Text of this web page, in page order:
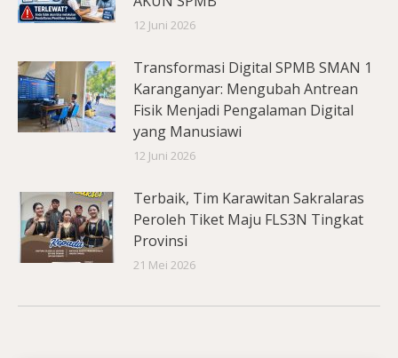
12 Juni 2026
Transformasi Digital SPMB SMAN 1
Karanganyar: Mengubah Antrean
Fisik Menjadi Pengalaman Digital
yang Manusiawi
12 Juni 2026
Terbaik, Tim Karawitan Sakralaras
Peroleh Tiket Maju FLS3N Tingkat
Provinsi
21 Mei 2026